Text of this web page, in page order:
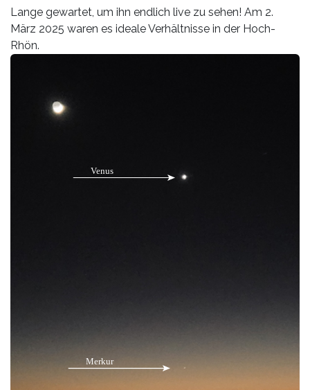
Lange gewartet, um ihn endlich live zu sehen! Am 2.
März 2025 waren es ideale Verhältnisse in der Hoch-
Rhön.